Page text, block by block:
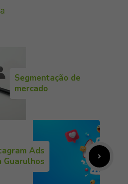
Segmentação de
mercado
Ads
Guarulhos